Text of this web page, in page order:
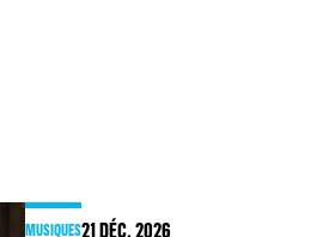
MUSIQUES21DÉC. 2026